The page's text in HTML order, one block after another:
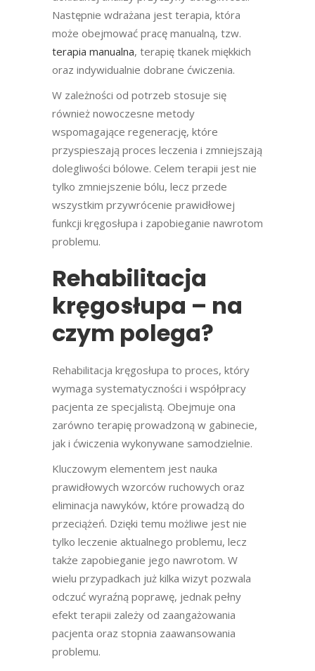
Następnie wdrażana jest terapia, która
może obejmować pracę manualną, tzw.
terapia manualna, terapię tkanek miękkich
oraz indywidualnie dobrane ćwiczenia.
W zależności od potrzeb stosuje się
również nowoczesne metody
wspomagające regenerację, które
przyspieszają proces leczenia i zmniejszają
dolegliwości bólowe. Celem terapii jest nie
tylko zmniejszenie bólu, lecz przede
wszystkim przywrócenie prawidłowej
funkcji kręgosłupa i zapobieganie nawrotom
problemu.
Rehabilitacja
kręgosłupa – na
czym polega?
Rehabilitacja kręgosłupa to proces, który
wymaga systematyczności i współpracy
pacjenta ze specjalistą. Obejmuje ona
zarówno terapię prowadzoną w gabinecie,
jak i ćwiczenia wykonywane samodzielnie.
Kluczowym elementem jest nauka
prawidłowych wzorców ruchowych oraz
eliminacja nawyków, które prowadzą do
przeciążeń. Dzięki temu możliwe jest nie
tylko leczenie aktualnego problemu, lecz
także zapobieganie jego nawrotom. W
wielu przypadkach już kilka wizyt pozwala
odczuć wyraźną poprawę, jednak pełny
efekt terapii zależy od zaangażowania
pacjenta oraz stopnia zaawansowania
problemu.